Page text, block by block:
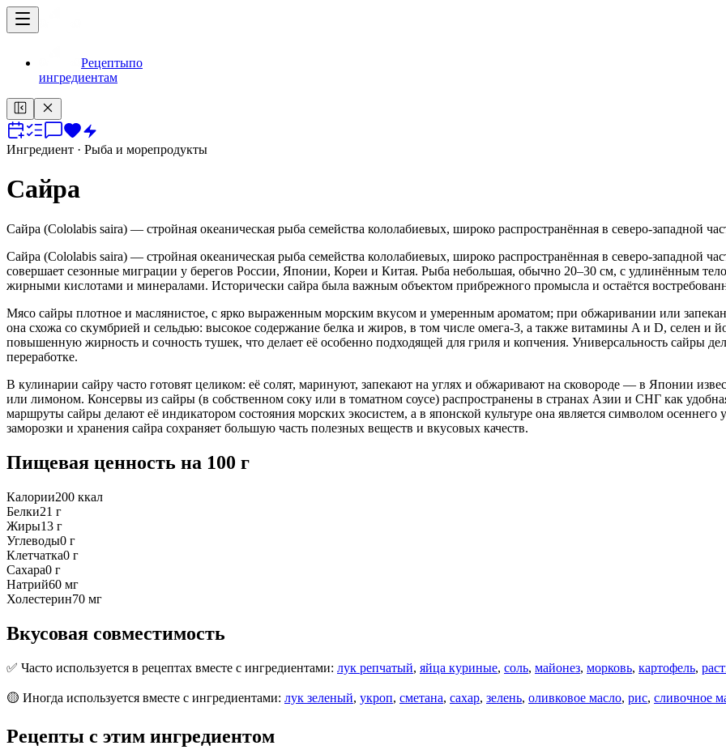
Рецептыпо
ингредиентам
Ингредиент · Рыба и морепродукты
Сайра
Сайра (Cololabis saira) — стройная океаническая рыба семейства кололабиевых, широко распространённая в северо-западной
Сайра (Cololabis saira) — стройная океаническая рыба семейства кололабиевых, широко распространённая в северо-западной
совершает сезонные миграции у берегов России, Японии, Кореи и Китая. Рыба небольшая, обычно 20–30 см, с удлинённым
жирными кислотами и минералами. Исторически сайра была важным объектом прибрежного промысла и остаётся
Мясо сайры плотное и маслянистое, с ярко выраженным морским вкусом и умеренным ароматом; при обжаривании или
она схожа со скумбрией и сельдью: высокое содержание белка и жиров, в том числе омега-3, а также витамины A и D, селен и
повышенную жирность и сочность тушек, что делает её особенно подходящей для гриля и копчения. Универсальность сайры
переработке.
В кулинарии сайру часто готовят целиком: её солят, маринуют, запекают на углях и обжаривают на сковороде — в Японии
или лимоном. Консервы из сайры (в собственном соку или в томатном соусе) распространены в странах Азии и СНГ как
маршруты сайры делают её индикатором состояния морских экосистем, а в японской культуре она является символом
заморозки и хранения сайра сохраняет большую часть полезных веществ и вкусовых качеств.
Пищевая ценность на 100 г
Калории200 ккал
Белки21 г
Жиры13 г
Углеводы0 г
Клетчатка0 г
Сахара0 г
Натрий60 мг
Холестерин70 мг
Вкусовая совместимость
✅ Часто используется в рецептах вместе с ингредиентами: лук репчатый, яйца куриные, соль, майонез, морковь, картофель,
🟡 Иногда используется вместе с ингредиентами: лук зеленый, укроп, сметана, сахар, зелень, оливковое масло, рис, сливочное
Рецепты с этим ингредиентом